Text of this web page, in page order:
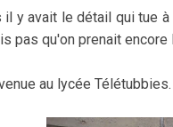
il y avait le détail qui tue
pas qu'on prenait
au lycée Télétubbies.